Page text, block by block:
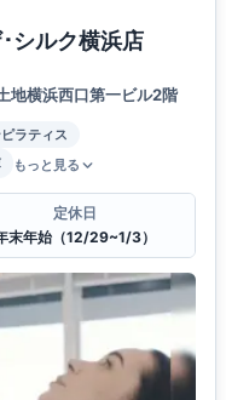
シルク横浜店
地横浜西口第一ビル2階
ラティス
もっと見る
定休日
末年始（12/29~1/3）